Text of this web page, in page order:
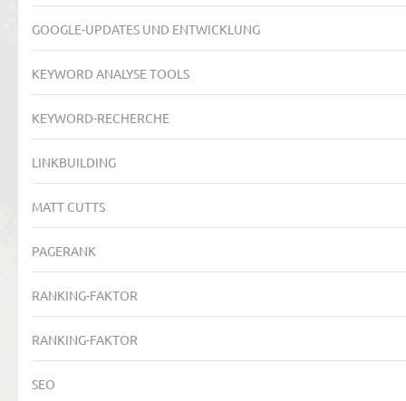
GOOGLE-UPDATES UND ENTWICKLUNG
KEYWORD ANALYSE TOOLS
KEYWORD-RECHERCHE
LINKBUILDING
MATT CUTTS
PAGERANK
RANKING-FAKTOR
RANKING-FAKTOR
SEO